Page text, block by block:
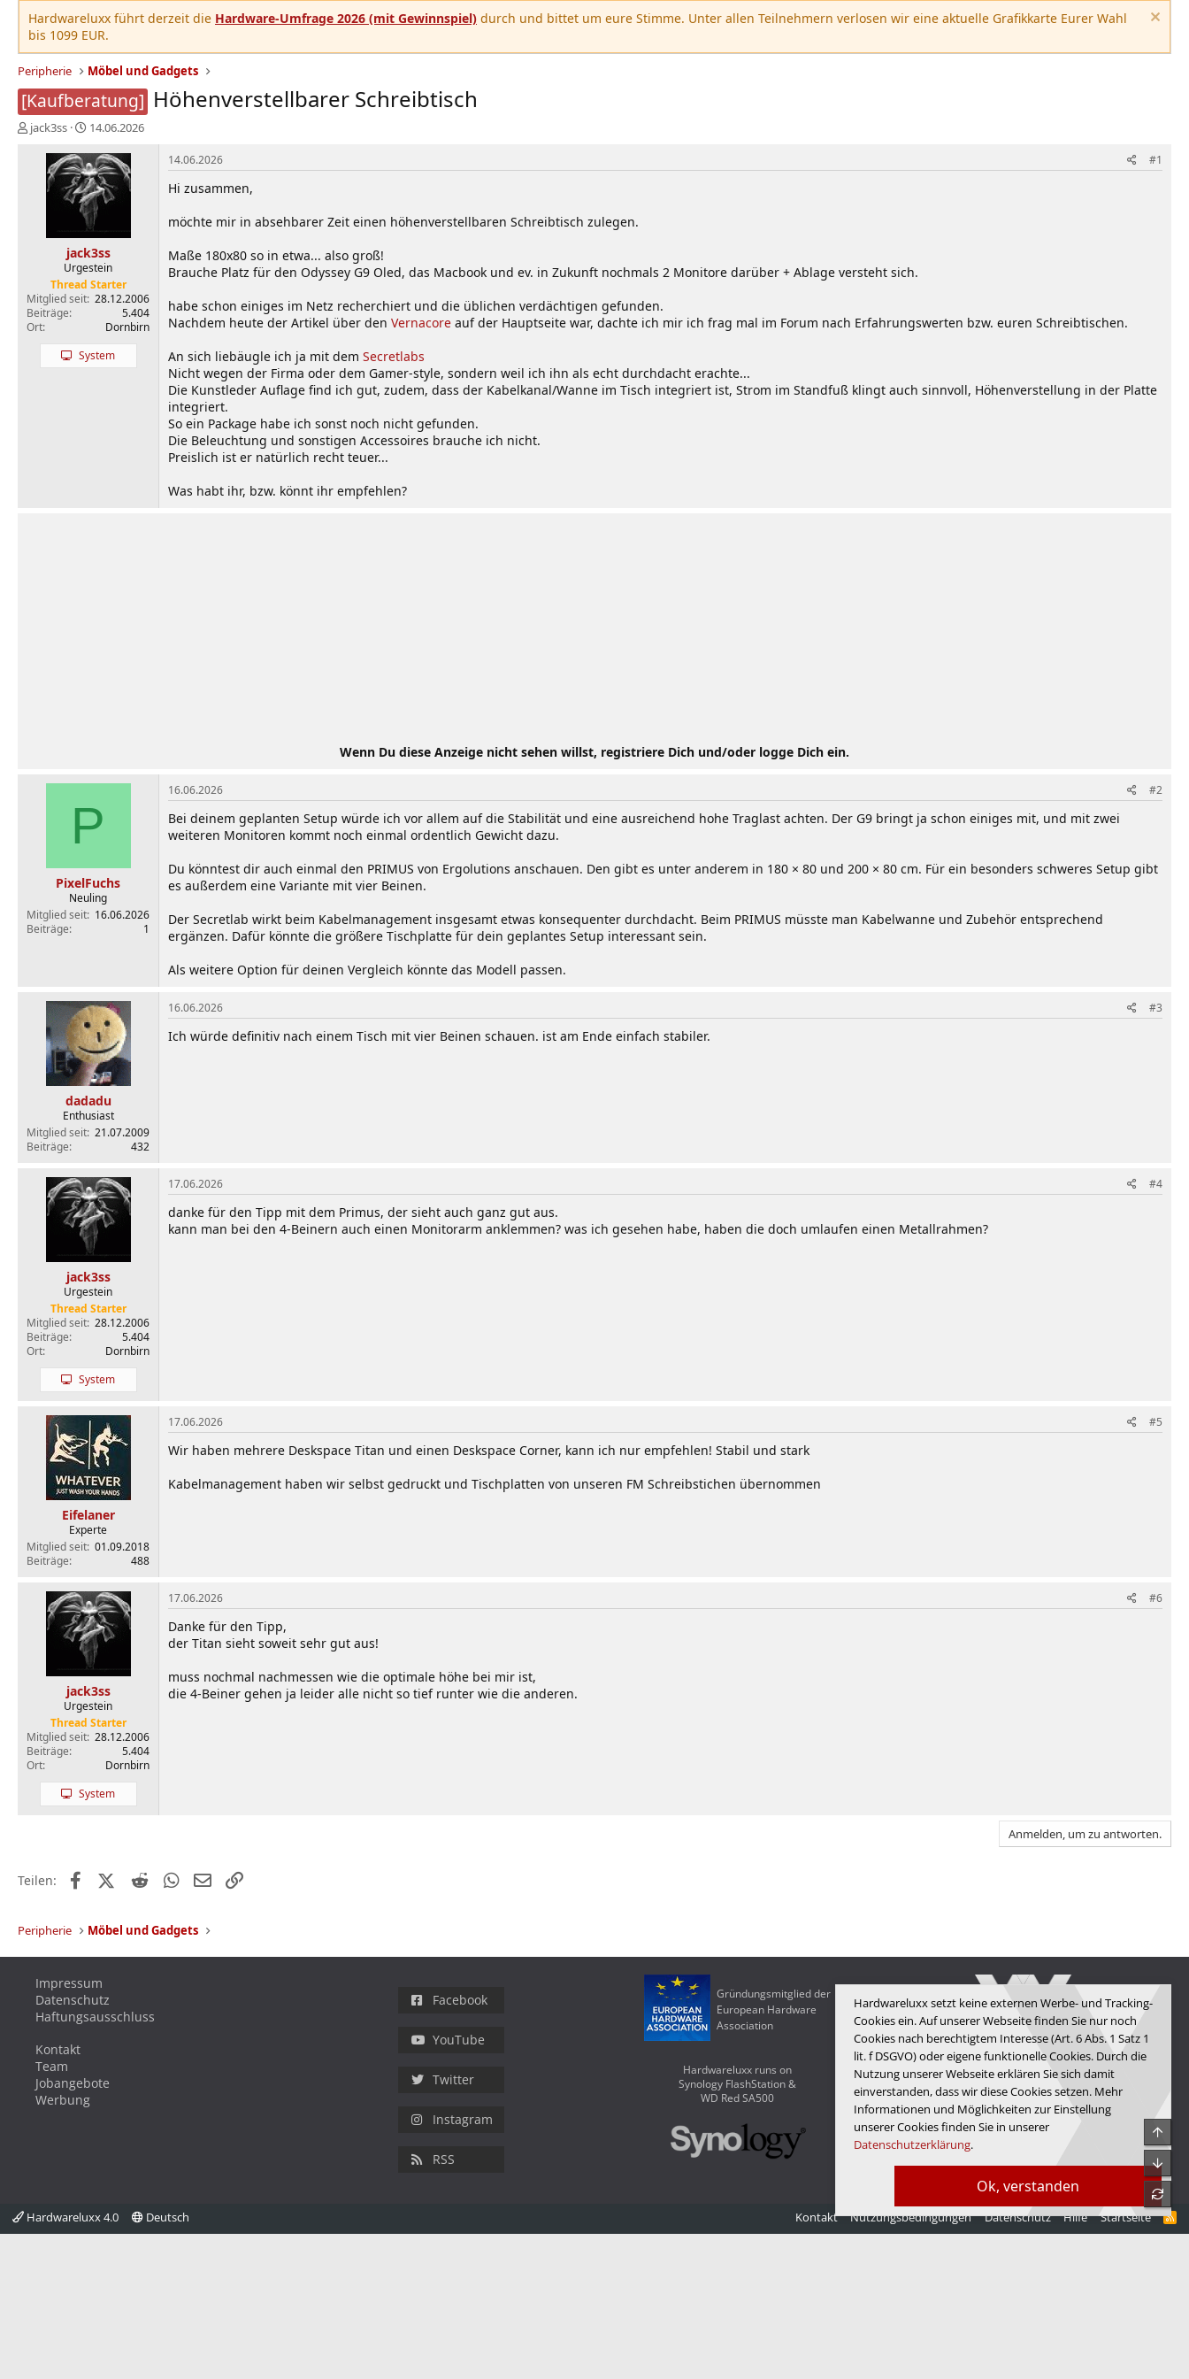
Hardwareluxx führt derzeit die Hardware-Umfrage 2026 (mit Gewinnspiel) durch und bittet um eure Stimme. Unter allen Teilnehmern verlosen wir eine aktuelle Grafikkarte Eurer Wahl
bis 1099 EUR.
Peripherie Möbel und Gadgets
[Kaufberatung] Höhenverstellbarer Schreibtisch
E
jack3ss
E
s
t
e
l
l
t
a
m
14.06.2026
jack3ss
Urgestein
Thread Starter
Mitglied seit 28.12.2006
Beiträge
5.404
Ort
Dornbirn
System
14.06.2026 #1
Hi zusammen,
möchte mir in absehbarer Zeit einen höhenverstellbaren Schreibtisch zulegen.
Maße 180x80 so in etwa... also groß!
Brauche Platz für den Odyssey G9 Oled, das Macbook und ev. in Zukunft nochmals 2 Monitore darüber + Ablage versteht sich.
habe schon einiges im Netz recherchiert und die üblichen verdächtigen gefunden.
Nachdem heute der Artikel über den Vernacore auf der Hauptseite war, dachte ich mir ich frag mal im Forum nach Erfahrungswerten bzw. euren Schreibtischen.
An sich liebäugle ich ja mit dem Secretlabs
Nicht wegen der Firma oder dem Gamer-style, sondern weil ich ihn als echt durchdacht erachte...
Die Kunstleder Auflage find ich gut, zudem, dass der Kabelkanal/Wanne im Tisch integriert ist, Strom im Standfuß klingt auch sinnvoll, Höhenverstellung in der Platte
integriert.
So ein Package habe ich sonst noch nicht gefunden.
Die Beleuchtung und sonstigen Accessoires brauche ich nicht.
Preislich ist er natürlich recht teuer...
Was habt ihr, bzw. könnt ihr empfehlen?
Wenn Du diese Anzeige nicht sehen willst, registriere Dich und/oder logge Dich ein.
P
PixelFuchs
Neuling
Mitglied seit 16.06.2026
Beiträge
1
16.06.2026 #2
Bei deinem geplanten Setup würde ich vor allem auf die Stabilität und eine ausreichend hohe Traglast achten. Der G9 bringt ja schon einiges mit, und mit zwei
weiteren Monitoren kommt noch einmal ordentlich Gewicht dazu.
Du könntest dir auch einmal den PRIMUS von Ergolutions anschauen. Den gibt es unter anderem in 180 × 80 und 200 × 80 cm. Für ein besonders schweres Setup gibt
es außerdem eine Variante mit vier Beinen.
Der Secretlab wirkt beim Kabelmanagement insgesamt etwas konsequenter durchdacht. Beim PRIMUS müsste man Kabelwanne und Zubehör entsprechend
ergänzen. Dafür könnte die größere Tischplatte für dein geplantes Setup interessant sein.
Als weitere Option für deinen Vergleich könnte das Modell passen.
dadadu
Enthusiast
Mitglied seit 21.07.2009
Beiträge
432
16.06.2026 #3
Ich würde definitiv nach einem Tisch mit vier Beinen schauen. ist am Ende einfach stabiler.
jack3ss
Urgestein
Thread Starter
Mitglied seit 28.12.2006
Beiträge
5.404
Ort
Dornbirn
System
17.06.2026 #4
danke für den Tipp mit dem Primus, der sieht auch ganz gut aus.
kann man bei den 4-Beinern auch einen Monitorarm anklemmen? was ich gesehen habe, haben die doch umlaufen einen Metallrahmen?
Eifelaner
Experte
Mitglied seit 01.09.2018
Beiträge
488
17.06.2026 #5
Wir haben mehrere Deskspace Titan und einen Deskspace Corner, kann ich nur empfehlen! Stabil und stark
Kabelmanagement haben wir selbst gedruckt und Tischplatten von unseren FM Schreibstichen übernommen
jack3ss
Urgestein
Thread Starter
Mitglied seit 28.12.2006
Beiträge
5.404
Ort
Dornbirn
System
17.06.2026 #6
Danke für den Tipp,
der Titan sieht soweit sehr gut aus!
muss nochmal nachmessen wie die optimale höhe bei mir ist,
die 4-Beiner gehen ja leider alle nicht so tief runter wie die anderen.
Anmelden, um zu antworten.
Teilen: FacebookX (Twitter)
Reddit WhatsApp
E-Mail
Peripherie Möbel und Gadgets
Impressum
Datenschutz
Haftungsausschluss
Kontakt
Team
Jobangebote
Werbung
Facebook
YouTube
Twitter
Instagram
RSS
Gründungsmitglied der
European Hardware
Association
Hardwareluxx runs on
Synology FlashStation &
WD Red SA500
Hardwareluxx Media GmbH
© Copyright 2025 Hardwareluxx Media GmbH
Hardwareluxx 4.0 Deutsch Kontakt Nutzungsbedingungen Datenschutz Hilfe Startseite
R
Ok, verstanden
Hardwareluxx setzt keine externen Werbe- und Tracking-
Cookies ein. Auf unserer Webseite finden Sie nur noch
Cookies nach berechtigtem Interesse (Art. 6 Abs. 1 Satz 1
lit. f DSGVO) oder eigene funktionelle Cookies. Durch die
Nutzung unserer Webseite erklären Sie sich damit
einverstanden, dass wir diese Cookies setzen. Mehr
Informationen und Möglichkeiten zur Einstellung
unserer Cookies finden Sie in unserer
Datenschutzerklärung.